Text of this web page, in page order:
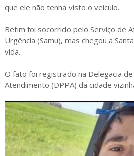
que ele não tenha visto o veiculo.
Betim foi socorrido pelo Serviço de
Urgência (Samu), mas chegou a
vida.
O fato foi registrado na Delegacia
Atendimento (DPPA) da cidade